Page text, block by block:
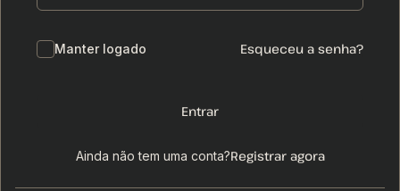
Manter logado Esqueceu a senha?
Entrar
Ainda não tem uma conta?Registrar agora